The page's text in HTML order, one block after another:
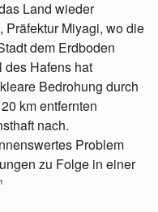
Land wieder
Präfektur Miyagi, wo die
dem Erdboden
des Hafens hat
Bedrohung durch
km entfernten
nach.
Problem
zu Folge in einer